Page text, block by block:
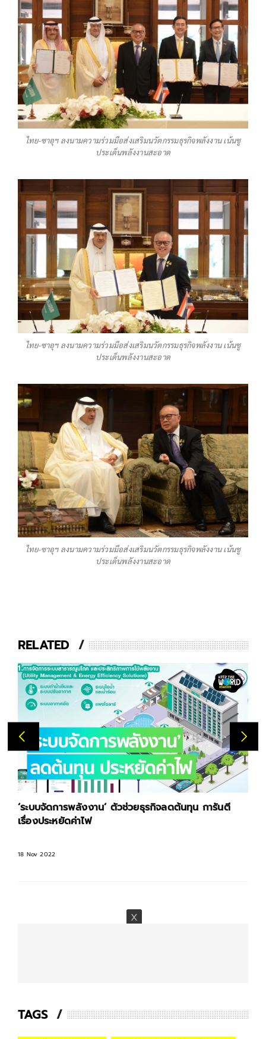
ไทย-ซาอุฯ ลงนามความร่วมมือส่งเสริมนวัตกรรมธุรกิจพลังงาน เน้นชู
ประเด็นพลังงานสะอาด
ไทย-ซาอุฯ ลงนามความร่วมมือส่งเสริมนวัตกรรมธุรกิจพลังงาน เน้นชู
ประเด็นพลังงานสะอาด
ไทย-ซาอุฯ ลงนามความร่วมมือส่งเสริมนวัตกรรมธุรกิจพลังงาน เน้นชู
ประเด็นพลังงานสะอาด
RELATED
‘ระบบจัดการพลังงาน’ ตัวช่วยธุรกิจลดต้นทุน การันตี
เรื่องประหยัดค่าไฟ
18 Nov 2022
TAGS